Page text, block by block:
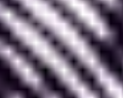
d’avoir un produit
pour le concepteur.
Pour en savoir plus à
consulter notre article
étapes nécessaires à